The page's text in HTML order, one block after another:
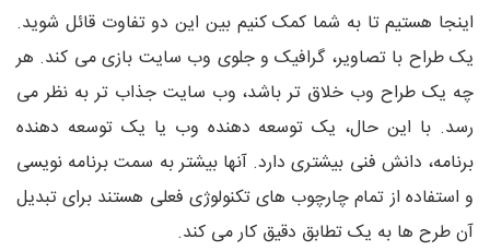
اینجا هستیم تا به شما کمک کنیم بین این دو تفاوت قائل شوید.
یک طراح با تصاویر، گرافیک و جلوی وب سایت بازی می کند. هر
چه یک طراح وب خلاق تر باشد، وب سایت جذاب تر به نظر می
رسد. با این حال، یک توسعه دهنده وب یا یک توسعه دهنده
برنامه، دانش فنی بیشتری دارد. آنها بیشتر به سمت برنامه نویسی
و استفاده از تمام چارچوب های تکنولوژی فعلی هستند برای تبدیل
آن طرح ها به یک تطابق دقیق کار می کند.